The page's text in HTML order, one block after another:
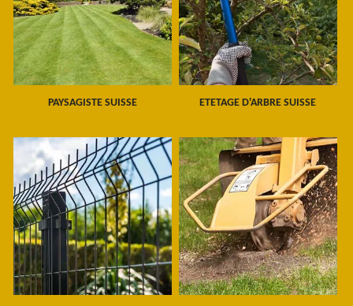
PAYSAGISTE SUISSE ETETAGE D'ARBRE SUISSE